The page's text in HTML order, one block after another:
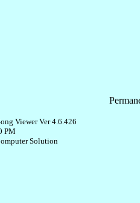
Viewer Ver 4.6.426
PM
Solution